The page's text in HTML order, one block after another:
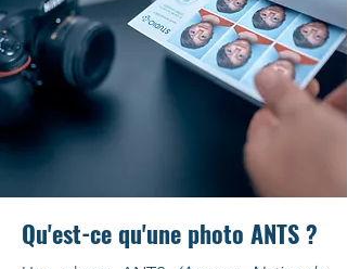
Qu'est-ce qu'une photo ANTS ?